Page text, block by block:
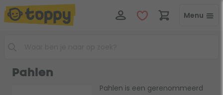
Menu
Pahlen
Pahlen is een gerenommeerd